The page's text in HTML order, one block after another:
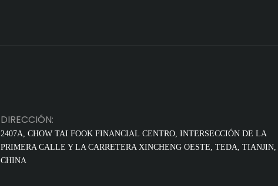
DIRECCIÓN:
2407A, CHOW TAI FOOK FINANCIAL CENTRO, INTERSECCIÓN DE LA
PRIMERA CALLE Y LA CARRETERA XINCHENG OESTE, TEDA, TIANJIN,
CHINA